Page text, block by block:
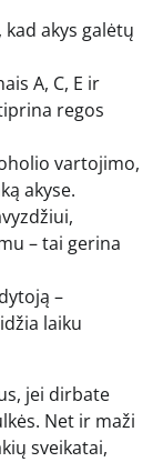
akys galėtų
A, C, E ir
regos
vartojimo,
akyse.
– tai gerina
–
laiku
jei dirbate
Net ir maži
sveikatai,